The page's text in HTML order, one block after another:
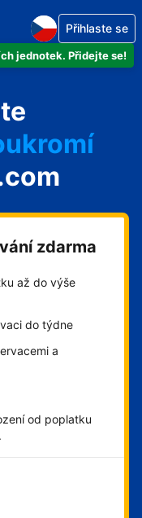
jednotek. Přidejte se!
Přihlaste se
zdarma
až do výše
do týdne
a
od poplatku